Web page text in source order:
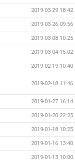
2019-03-29 18:42
2019-03-26 09:56
2019-03-08 10:25
2019-03-04 15:02
2019-02-19 10:40
2019-02-18 11:46
2019-01-27 16:14
2019-01-20 22:25
2019-01-18 10:25
2019-01-16 13:40
2019-01-13 10:00